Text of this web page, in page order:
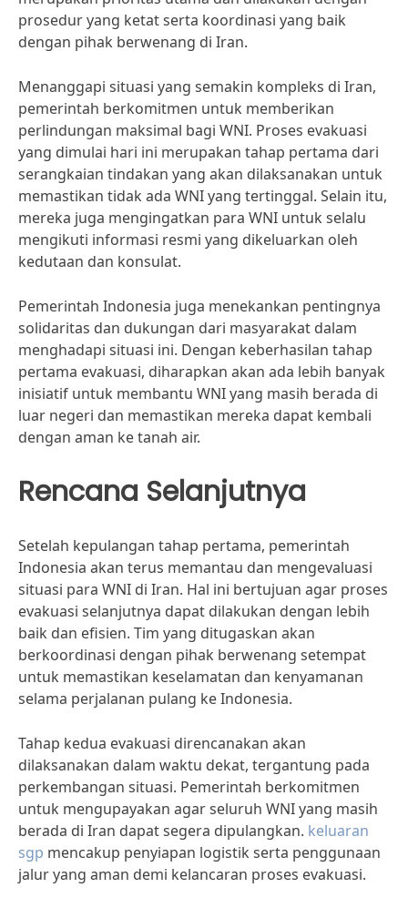
prosedur yang ketat serta koordinasi yang baik
dengan pihak berwenang di Iran.
Menanggapi situasi yang semakin kompleks di Iran,
pemerintah berkomitmen untuk memberikan
perlindungan maksimal bagi WNI. Proses evakuasi
yang dimulai hari ini merupakan tahap pertama dari
serangkaian tindakan yang akan dilaksanakan untuk
memastikan tidak ada WNI yang tertinggal. Selain itu,
mereka juga mengingatkan para WNI untuk selalu
mengikuti informasi resmi yang dikeluarkan oleh
kedutaan dan konsulat.
Pemerintah Indonesia juga menekankan pentingnya
solidaritas dan dukungan dari masyarakat dalam
menghadapi situasi ini. Dengan keberhasilan tahap
pertama evakuasi, diharapkan akan ada lebih banyak
inisiatif untuk membantu WNI yang masih berada di
luar negeri dan memastikan mereka dapat kembali
dengan aman ke tanah air.
Rencana Selanjutnya
Setelah kepulangan tahap pertama, pemerintah
Indonesia akan terus memantau dan mengevaluasi
situasi para WNI di Iran. Hal ini bertujuan agar proses
evakuasi selanjutnya dapat dilakukan dengan lebih
baik dan efisien. Tim yang ditugaskan akan
berkoordinasi dengan pihak berwenang setempat
untuk memastikan keselamatan dan kenyamanan
selama perjalanan pulang ke Indonesia.
Tahap kedua evakuasi direncanakan akan
dilaksanakan dalam waktu dekat, tergantung pada
perkembangan situasi. Pemerintah berkomitmen
untuk mengupayakan agar seluruh WNI yang masih
berada di Iran dapat segera dipulangkan. keluaran
sgp mencakup penyiapan logistik serta penggunaan
jalur yang aman demi kelancaran proses evakuasi.